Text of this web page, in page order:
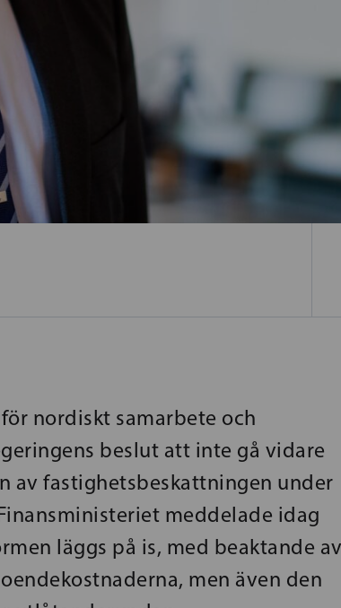
nordiskt samarbete och
beslut att inte gå vidare
av fastighetsbeskattningen under
meddelade idag
läggs på is, med beaktande av
men även den